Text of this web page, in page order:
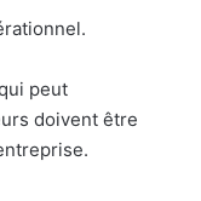
peut
doivent être